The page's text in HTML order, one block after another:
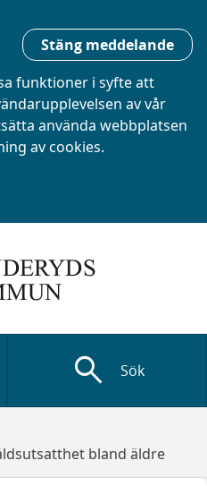
Stäng meddelande
funktioner i syfte att
av vår
använda webbplatsen
av cookies.
search Sök
bland äldre